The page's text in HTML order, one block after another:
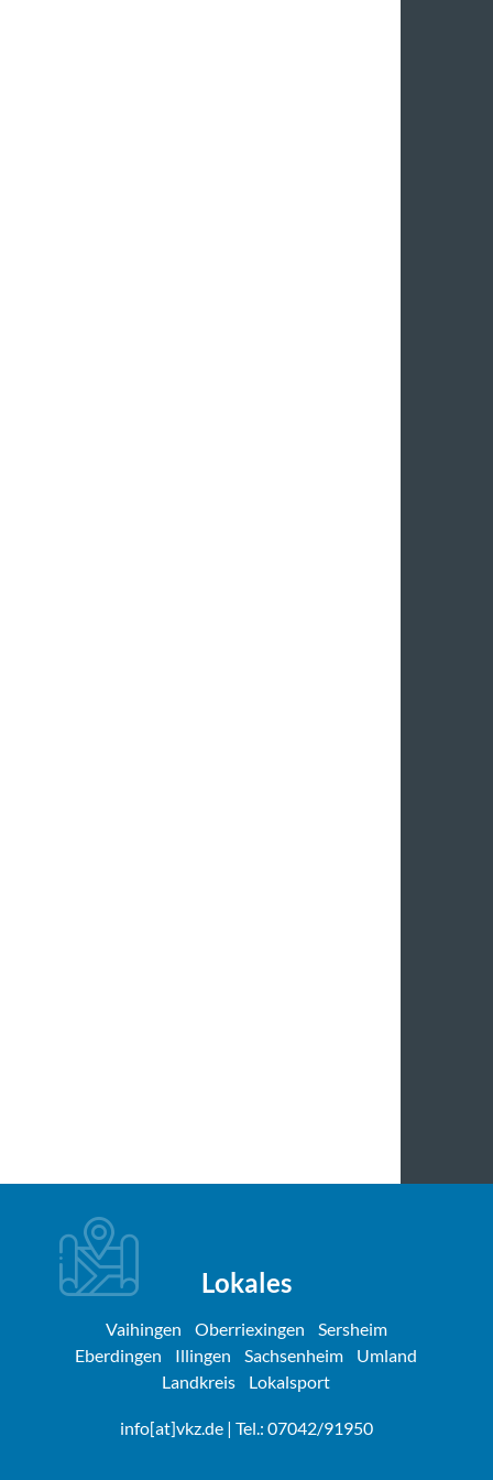
Lokales
Vaihingen Oberriexingen
Sersheim
Eberdingen
Illingen Sachsenheim
Umland
Landkreis
Lokalsport
info[at]vkz.de| Tel.: 07042/91950